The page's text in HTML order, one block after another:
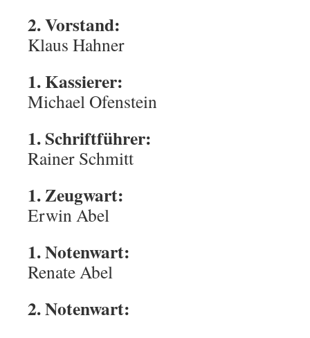
2. Vorstand:
Klaus Hahner
1. Kassierer:
Michael Ofenstein
1. Schriftführer:
Rainer Schmitt
1. Zeugwart:
Erwin Abel
1. Notenwart:
Renate Abel
2. Notenwart: